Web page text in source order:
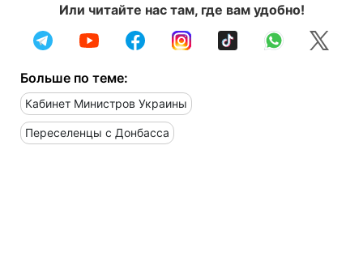
Или читайте нас там, где вам удобно!
Больше по теме:
Кабинет Министров Украины
Переселенцы с Донбасса